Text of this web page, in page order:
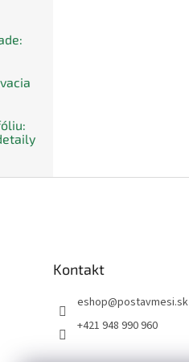
Kontakt
eshop@postavmesi.sk
+421 948 990 960